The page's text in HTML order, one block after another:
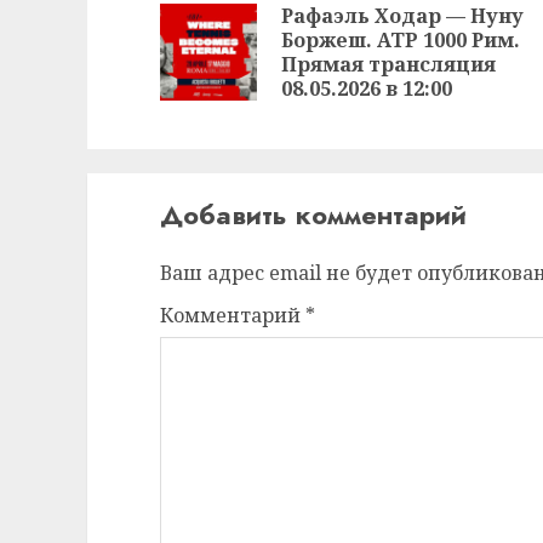
чтение
Рафаэль Ходар — Нуну
Боржеш. ATP 1000 Рим.
Прямая трансляция
08.05.2026 в 12:00
Добавить комментарий
Ваш адрес email не будет
Комментарий *